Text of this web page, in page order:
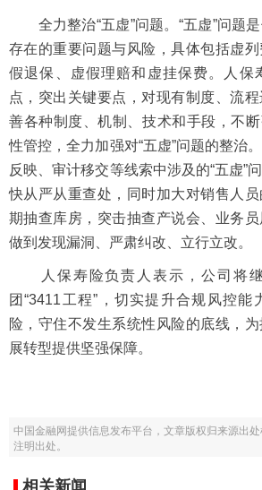
全力整治“五虚”问题。“五虚”问题
存在的重要问题与风险，具体包括虚
假退保、虚假理赔和虚挂保费。人保
点，突出关键要点，对现有制度、流
善各种制度、机制、技术和手段，不
性管控，全力加强对“五虚”问题的整治
反映、审计移交等线索中涉及的“五虚”
快从严从重查处，同时加大对销售人
期抽查库房，突击抽查产说会、业务员
做到发现漏洞、严肃纠改、立行立改。
人保寿险负责人表示，公司将继
团“3411工程”，切实提升合规风控能
险，守住不发生系统性风险的底线，
展转型提供坚强保障。
中国金融网提供信息发布平台，文章版权归来源出
注明出处。